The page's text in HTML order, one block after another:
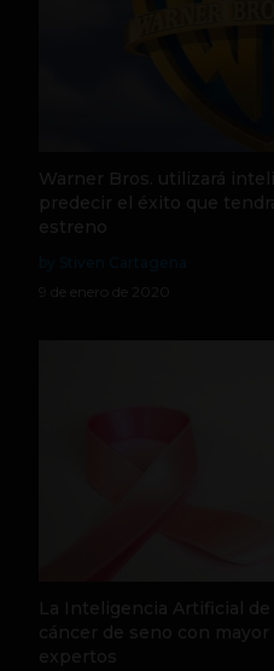
Warner Bros. utilizará
predecir el éxito que
estreno
9 de enero de 2020
La Inteligencia Artificial
cáncer de seno con
expertos